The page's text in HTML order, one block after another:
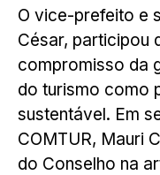
O vice-prefeito e
César, participou
compromisso da
do turismo como
sustentável. Em
COMTUR, Mauri
do Conselho na